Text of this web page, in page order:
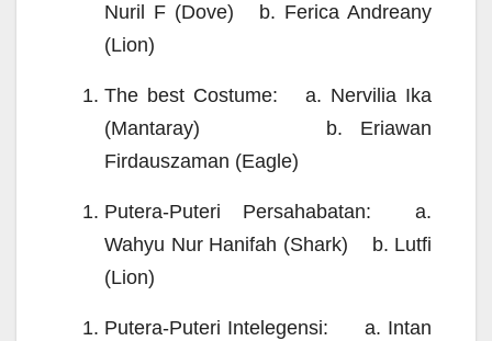
Nuril F (Dove) b. Ferica Andreany
(Lion)
The best Costume: a. Nervilia Ika
(Mantaray)
b. Eriawan
Firdauszaman (Eagle)
Putera-Puteri Persahabatan: a.
Wahyu Nur Hanifah (Shark)
b. Lutfi
(Lion)
Putera-Puteri Intelegensi: a. Intan